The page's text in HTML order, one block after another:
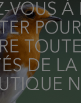
VOUS À
POUR
DE LA